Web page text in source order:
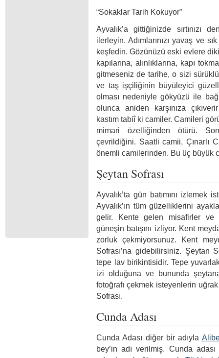
“Sokaklar Tarih Kokuyor”
Ayvalık’a gittiğinizde sırtınızı
ilerleyin. Adımlarınızı yavaş ve
keşfedin. Gözünüzü eski evlere
kapılarına, alınlıklarına, kapı
gitmeseniz de tarihe, o sizi
ve taş işçiliğinin büyüleyici
olması nedeniyle gökyüzü ile
olunca aniden karşınıza
kastım tabiî ki camiler. Camileri
mimari özelliğinden ötürü.
çevrildiğini. Saatli camii, Çınarlı
önemli camilerinden. Bu üç büyük
Şeytan Sofrası
Ayvalık’ta gün batımını izlemek
Ayvalık’ın tüm güzelliklerini
gelir. Kente gelen misafirler ve
güneşin batışını izliyor. Kent
zorluk çekmiyorsunuz. Kent
Sofrası’na gidebilirsiniz. Şeytan
tepe lav birikintisidir. Tepe
izi olduğuna ve bununda
fotoğrafı çekmek isteyenlerin
Sofrası.
Cunda Adası
Cunda Adası diğer bir adıyla
bey’in adı verilmiş. Cunda